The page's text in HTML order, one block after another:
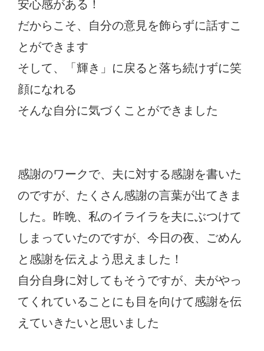
安心感がある！
だからこそ、自分の意見を飾らずに話すこ
とができます
そして、「輝き」に戻ると落ち続けずに笑
顔になれる
そんな自分に気づくことができました
感謝のワークで、夫に対する感謝を書いた
のですが、たくさん感謝の言葉が出てきま
した。昨晩、私のイライラを夫にぶつけて
しまっていたのですが、今日の夜、ごめん
と感謝を伝えよう思えました！
自分自身に対してもそうですが、夫がやっ
てくれていることにも目を向けて感謝を伝
えていきたいと思いました